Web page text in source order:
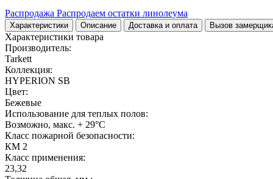
Распродажа Распродаем остатки линолеума
Характеристики Описание Доставка и оплата Вызов
Характеристики товара
Производитель:
Tarkett
Коллекция:
HYPERION SB
Цвет:
Бежевые
Использование для теплых полов:
Возможно, макс. + 29°С
Класс пожарной безопасности:
КМ 2
Класс применения:
23,32